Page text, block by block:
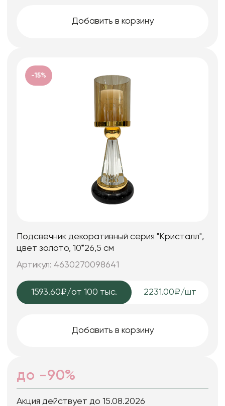
Добавить в корзину
-15%
Подсвечник декоративный серия "Кристалл",
цвет золото, 10*26,5 см
Артикул: 4630270098641
1593.60₽/от 100 тыс. 2231.00₽/шт
Добавить в корзину
до -90%
Акция действует до 15.08.2026